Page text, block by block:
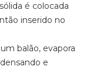
é colocada
inserido no
balão, evapora
e